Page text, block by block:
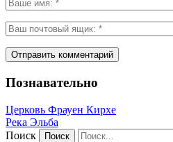
Познавательно
Церковь Фрауен Кирхе
Река Эльба
Поиск